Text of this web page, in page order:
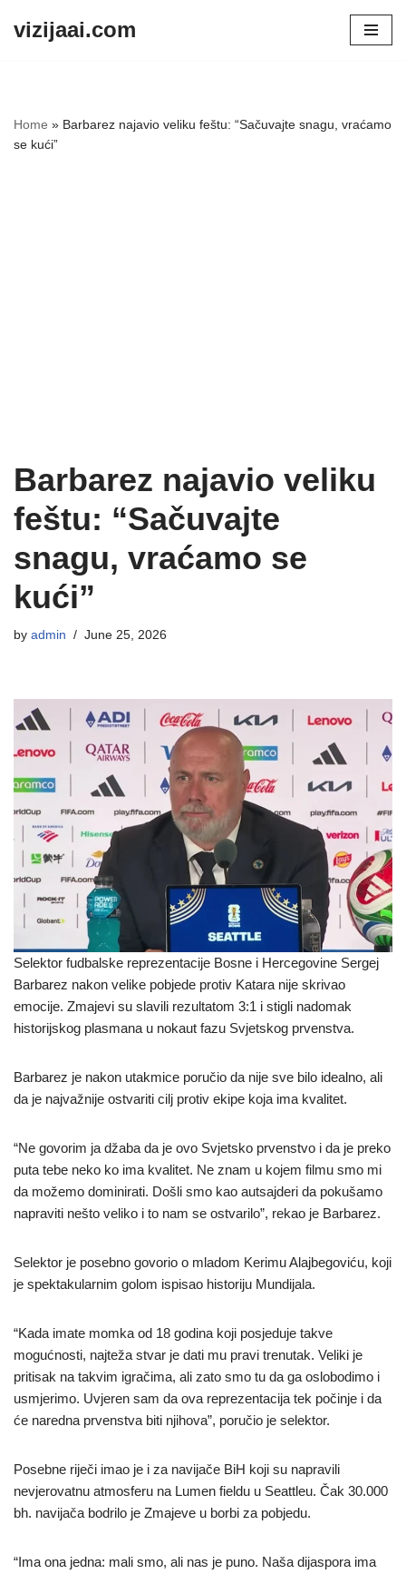
vizijaai.com
Home » Barbarez najavio veliku feštu: “Sačuvajte snagu, vraćamo
se kući”
Barbarez najavio veliku
feštu: “Sačuvajte
snagu, vraćamo se
kući”
by admin June 25, 2026
Selektor fudbalske reprezentacije Bosne i Hercegovine Sergej
Barbarez nakon velike pobjede protiv Katara nije skrivao
emocije. Zmajevi su slavili rezultatom 3:1 i stigli nadomak
historijskog plasmana u nokaut fazu Svjetskog prvenstva.
Barbarez je nakon utakmice poručio da nije sve bilo idealno, ali
da je najvažnije ostvariti cilj protiv ekipe koja ima kvalitet.
“Ne govorim ja džaba da je ovo Svjetsko prvenstvo i da je preko
puta tebe neko ko ima kvalitet. Ne znam u kojem filmu smo mi
da možemo dominirati. Došli smo kao autsajderi da pokušamo
napraviti nešto veliko i to nam se ostvarilo”, rekao je Barbarez.
Selektor je posebno govorio o mladom Kerimu Alajbegoviću, koji
je spektakularnim golom ispisao historiju Mundijala.
“Kada imate momka od 18 godina koji posjeduje takve
mogućnosti, najteža stvar je dati mu pravi trenutak. Veliki je
pritisak na takvim igračima, ali zato smo tu da ga oslobodimo i
usmjerimo. Uvjeren sam da ova reprezentacija tek počinje i da
će naredna prvenstva biti njihova”, poručio je selektor.
Posebne riječi imao je i za navijače BiH koji su napravili
nevjerovatnu atmosferu na Lumen fieldu u Seattleu. Čak 30.000
bh. navijača bodrilo je Zmajeve u borbi za pobjedu.
“Ima ona jedna: mali smo, ali nas je puno. Naša dijaspora ima